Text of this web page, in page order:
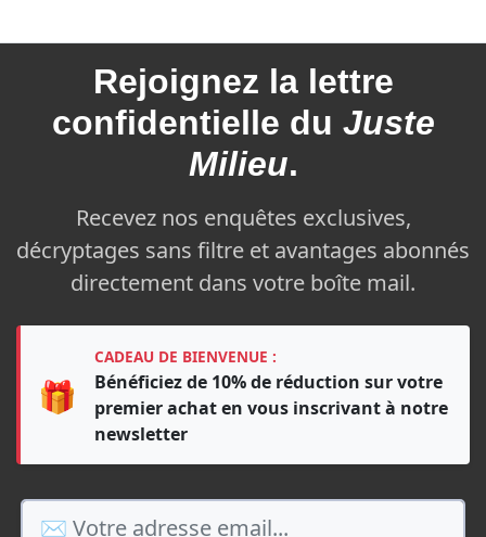
Rejoignez la lettre
confidentielle du Juste
Milieu.
Recevez nos enquêtes exclusives,
décryptages sans filtre et avantages abonnés
directement dans votre boîte mail.
🎁
CADEAU DE BIENVENUE :
Bénéficiez de 10% de réduction sur votre
premier achat en vous inscrivant à notre
newsletter